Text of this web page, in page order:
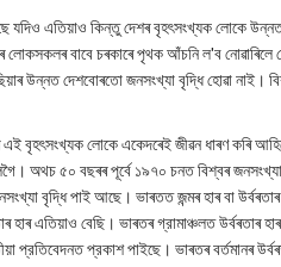
এতিয়াও কিন্তু দেশৰ বৃহৎসংখ্যক লোকে উন্নত
বাবে চৰকাৰে পৃথক আঁচনি ল'ব নোৱাৰিলে
উন্নত দেশবোৰতো জনসংখ্যা বৃদ্ধি হোৱা
বৃহৎসংখ্যক লোকে একেদৰেই জীৱন ধাৰণ কৰি
অথচ ৫০ বছৰৰ পূৰ্বে ১৯৭০ চনত বিশ্বৰ
বৃদ্ধি পাই আছে। ভাৰতত জন্মৰ হাৰ বা
হাৰ এতিয়াও বেছি। ভাৰতৰ গ্রামাঞ্চলত উৰ্বৰতাৰ
প্রতিবেদনত প্রকাশ পাইছে। ভাৰতৰ বৰ্তমানৰ